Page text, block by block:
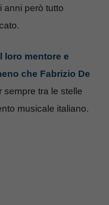
anni però tutto
loro mentore e
che Fabrizio De
sempre tra le stelle
musicale italiano.